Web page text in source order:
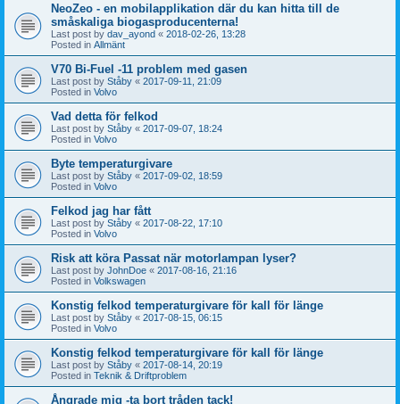
NeoZeo - en mobilapplikation där du kan hitta till de
småskaliga biogasproducenterna!
Last post by dav_ayond « 2018-02-26, 13:28
Posted in Allmänt
V70 Bi-Fuel -11 problem med gasen
Last post by Ståby « 2017-09-11, 21:09
Posted in Volvo
Vad detta för felkod
Last post by Ståby « 2017-09-07, 18:24
Posted in Volvo
Byte temperaturgivare
Last post by Ståby « 2017-09-02, 18:59
Posted in Volvo
Felkod jag har fått
Last post by Ståby « 2017-08-22, 17:10
Posted in Volvo
Risk att köra Passat när motorlampan lyser?
Last post by JohnDoe « 2017-08-16, 21:16
Posted in Volkswagen
Konstig felkod temperaturgivare för kall för länge
Last post by Ståby « 2017-08-15, 06:15
Posted in Volvo
Konstig felkod temperaturgivare för kall för länge
Last post by Ståby « 2017-08-14, 20:19
Posted in Teknik & Driftproblem
Ångrade mig -ta bort tråden tack!